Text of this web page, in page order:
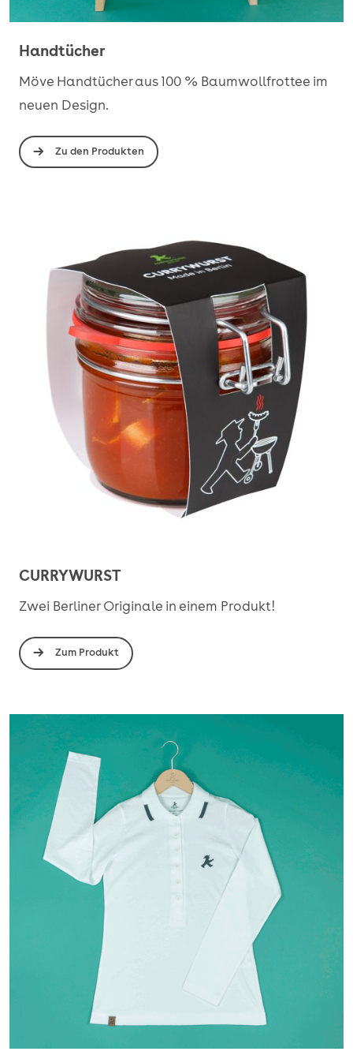
Handtücher
Möve Handtücher aus 100 % Baumwollfrottee im
neuen Design.
Zu den Produkten
CURRYWURST
Zwei Berliner Originale in einem Produkt!
Zum Produkt